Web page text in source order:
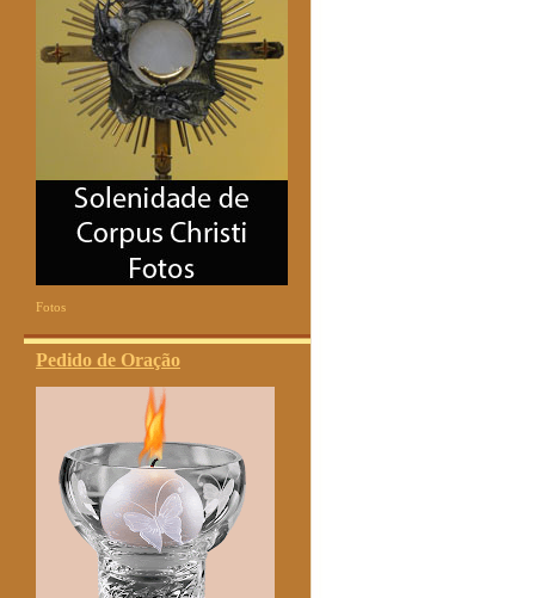
Fotos
Pedido de Oração